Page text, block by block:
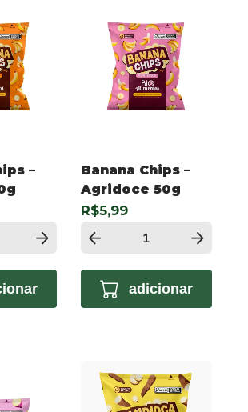
–
Banana Chips –
Agridoce 50g
R$5,99
adicionar